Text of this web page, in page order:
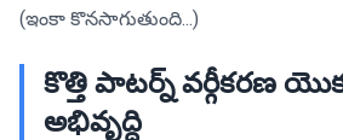
(ఇంకా కొనసాగుతుంది...)
కొత్తి పాటర్న్ వర్గీకరణ
అభివృద్ధి